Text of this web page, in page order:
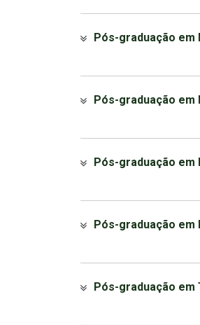
Pós-graduação em
Pós-graduação em
Pós-graduação em
Pós-graduação em
Pós-graduação em